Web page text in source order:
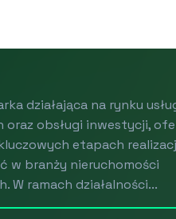
działająca na rynku
oraz obsługi inwestycji,
etapach
w branży nieruchomości
W ramach działalności...